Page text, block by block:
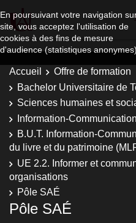
En poursuivant votre navigation
site, vous acceptez l'utilisation de
cookies à des fins de mesure
d'audience (statistiques anonymes).
Accueil
Offre de formation
Bachelor Universitaire de
Sciences humaines et
Information-
B.U.T. Information-
du livre et du patrimoine
UE 2.2. Informer et
organisations
Pôle SAÉ
Pôle SAÉ